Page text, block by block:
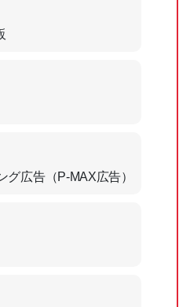
グ広告（P-MAX広告）